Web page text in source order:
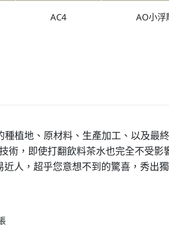
AC4 AO小浮
種植地、原材料、生產加工、以及最
術，即使打翻飲料茶水也完全不受
人，超乎您意想不到的驚喜，秀出